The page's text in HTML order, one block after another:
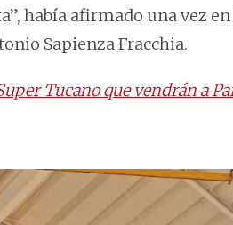
había afirmado una vez
Sapienza Fracchia.
Tucano que vendrán a